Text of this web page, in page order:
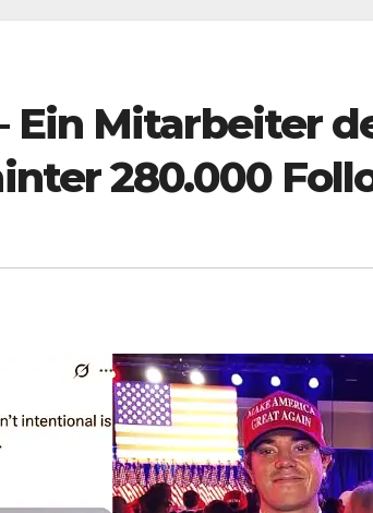
Ein Mitarbeiter
280.000